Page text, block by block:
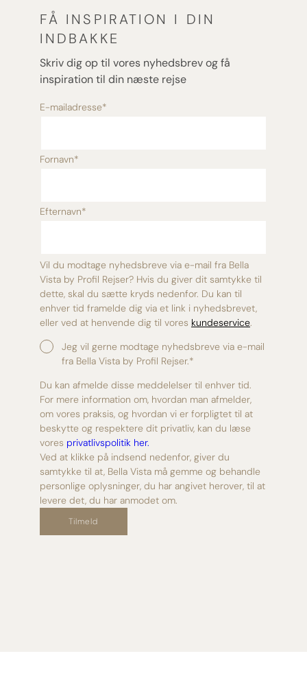
FÅ INSPIRATION I DIN
INDBAKKE
Skriv dig op til vores nyhedsbrev og få
inspiration til din næste rejse
E-mailadresse*
Fornavn*
Efternavn*
Vil du modtage nyhedsbreve via e-mail fra Bella
Vista by Profil Rejser? Hvis du giver dit samtykke til
dette, skal du sætte kryds nedenfor. Du kan til
enhver tid framelde dig via et link i nyhedsbrevet,
eller ved at henvende dig til vores kundeservice.
Jeg vil gerne modtage nyhedsbreve via e-mail
fra Bella Vista by Profil Rejser.*
Du kan afmelde disse meddelelser til enhver tid.
For mere information om, hvordan man afmelder,
om vores praksis, og hvordan vi er forpligtet til at
beskytte og respektere dit privatliv, kan du læse
vores privatlivspolitik her.
Ved at klikke på indsend nedenfor, giver du
samtykke til at, Bella Vista må gemme og behandle
personlige oplysninger, du har angivet herover, til at
levere det, du har anmodet om.